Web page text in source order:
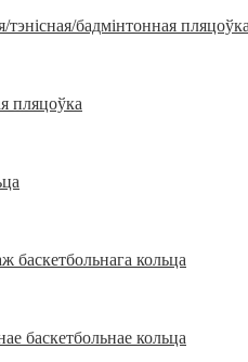
тэнісная/бадмінтонная пляцоўка
пляцоўка
баскетбольнага кольца
баскетбольнае кольца